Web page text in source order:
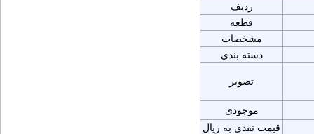
ردیف
قطعه
مشخصات
دسته بندی
تصویر
موجودی
قیمت نقدی به ریال